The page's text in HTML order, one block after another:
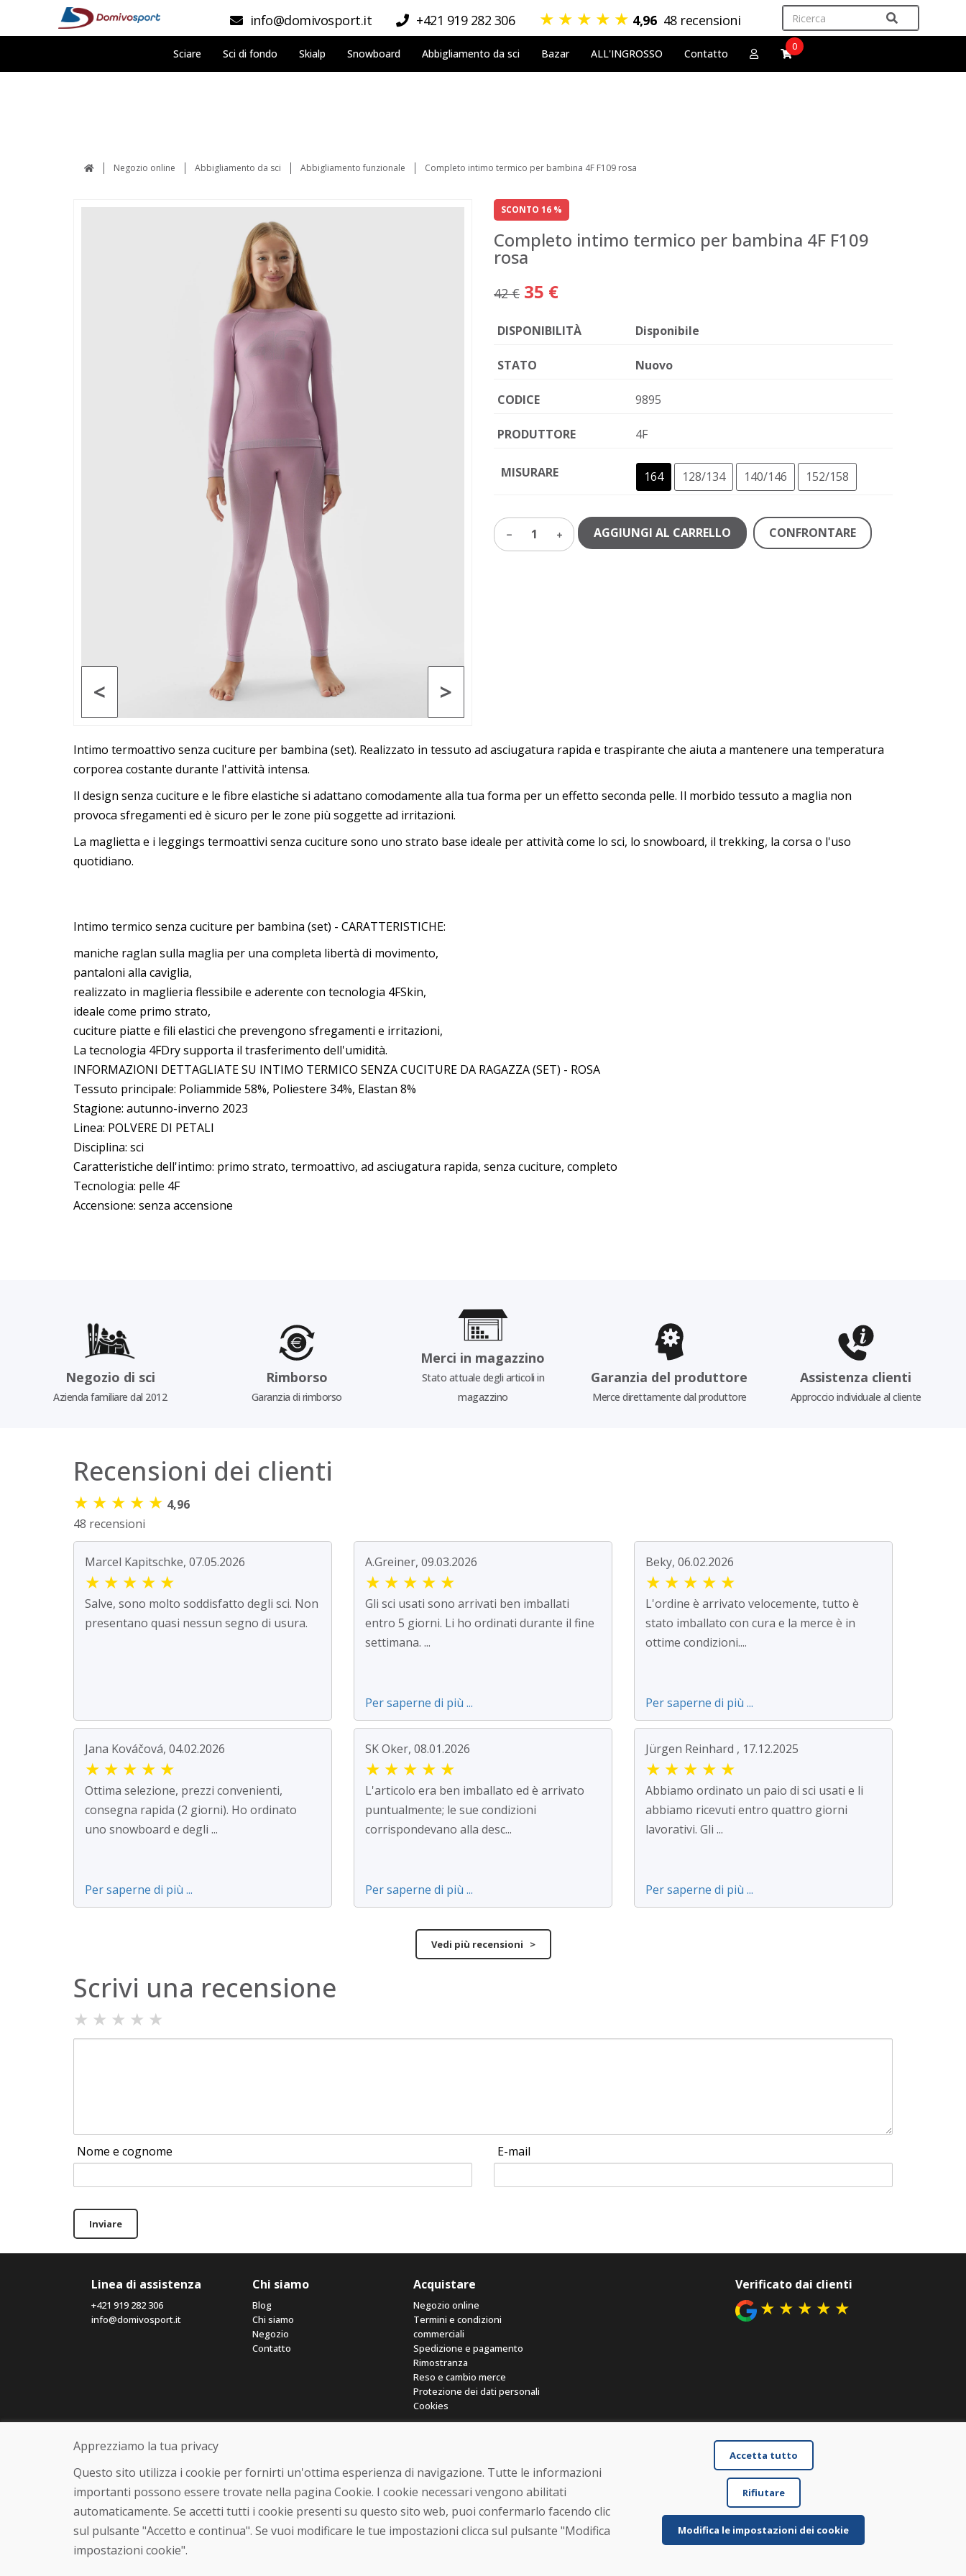
info@domivosport.it +421 919 282 306 ★ ★ ★ ★ ★ 4,96 48 recensioni
Sciare Sci di fondo Skialp Snowboard Abbigliamento da sci Bazar ALL'INGROSSO Contatto
0
Negozio online Abbigliamento da sci Abbigliamento funzionale Completo intimo termico per bambina 4F F109 rosa
>
<
SCONTO 16 %
Completo intimo termico per bambina 4F F109
rosa
42 € 35 €
DISPONIBILITÀ Disponibile
STATO Nuovo
CODICE 9895
PRODUTTORE 4F
MISURARE 164 128/134 140/146 152/158
1 AGGIUNGI AL CARRELLO CONFRONTARE
Intimo termoattivo senza cuciture per bambina (set). Realizzato in tessuto ad asciugatura rapida e traspirante che aiuta a mantenere una temperatura
corporea costante durante l'attività intensa.
Il design senza cuciture e le fibre elastiche si adattano comodamente alla tua forma per un effetto seconda pelle. Il morbido tessuto a maglia non
provoca sfregamenti ed è sicuro per le zone più soggette ad irritazioni.
La maglietta e i leggings termoattivi senza cuciture sono uno strato base ideale per attività come lo sci, lo snowboard, il trekking, la corsa o l'uso
quotidiano.
Intimo termico senza cuciture per bambina (set) - CARATTERISTICHE:
maniche raglan sulla maglia per una completa libertà di movimento,
pantaloni alla caviglia,
realizzato in maglieria flessibile e aderente con tecnologia 4FSkin,
ideale come primo strato,
cuciture piatte e fili elastici che prevengono sfregamenti e irritazioni,
La tecnologia 4FDry supporta il trasferimento dell'umidità.
INFORMAZIONI DETTAGLIATE SU INTIMO TERMICO SENZA CUCITURE DA RAGAZZA (SET) - ROSA
Tessuto principale: Poliammide 58%, Poliestere 34%, Elastan 8%
Stagione: autunno-inverno 2023
Linea: POLVERE DI PETALI
Disciplina: sci
Caratteristiche dell'intimo: primo strato, termoattivo, ad asciugatura rapida, senza cuciture, completo
Tecnologia: pelle 4F
Accensione: senza accensione
Negozio di sci
Azienda familiare dal 2012
Rimborso
Garanzia di rimborso
Merci in magazzino
Stato attuale degli articoli in
magazzino
Garanzia del produttore
Merce direttamente dal produttore
Assistenza clienti
Approccio individuale al cliente
Recensioni dei clienti
★ ★ ★ ★ ★ 4,96
48 recensioni
Marcel Kapitschke, 07.05.2026
★ ★ ★ ★ ★
Salve, sono molto soddisfatto degli sci. Non
presentano quasi nessun segno di usura.
A.Greiner, 09.03.2026
★ ★ ★ ★ ★
Gli sci usati sono arrivati ben imballati
entro 5 giorni. Li ho ordinati durante il fine
settimana. ...
Per saperne di più ...
Beky, 06.02.2026
★ ★ ★ ★ ★
L'ordine è arrivato velocemente, tutto è
stato imballato con cura e la merce è in
ottime condizioni....
Per saperne di più ...
Jana Kováčová, 04.02.2026
★ ★ ★ ★ ★
Ottima selezione, prezzi convenienti,
consegna rapida (2 giorni). Ho ordinato
uno snowboard e degli ...
Per saperne di più ...
SK Oker, 08.01.2026
★ ★ ★ ★ ★
L'articolo era ben imballato ed è arrivato
puntualmente; le sue condizioni
corrispondevano alla desc...
Per saperne di più ...
Jürgen Reinhard , 17.12.2025
★ ★ ★ ★ ★
Abbiamo ordinato un paio di sci usati e li
abbiamo ricevuti entro quattro giorni
lavorativi. Gli ...
Per saperne di più ...
Vedi più recensioni >
Scrivi una recensione
★ ★ ★ ★ ★
Nome e cognome E-mail
Inviare
Linea di assistenza
+421 919 282 306
info@domivosport.it
Chi siamo
Blog
Chi siamo
Negozio
Contatto
Acquistare
Negozio online
Termini e condizioni
commerciali
Spedizione e pagamento
Rimostranza
Reso e cambio merce
Protezione dei dati personali
Cookies
Verificato dai clienti
★ ★ ★ ★ ★
© DOMIVOSPORT 2026, tutti i diritti riservati
DUFEKSOFT creazione di e-shop
Apprezziamo la tua privacy
Questo sito utilizza i cookie per fornirti un'ottima esperienza di navigazione. Tutte le informazioni
importanti possono essere trovate nella pagina Cookie. I cookie necessari vengono abilitati
automaticamente. Se accetti tutti i cookie presenti su questo sito web, puoi confermarlo facendo clic
sul pulsante "Accetto e continua". Se vuoi modificare le tue impostazioni clicca sul pulsante "Modifica
impostazioni cookie".
Accetta tutto
Rifiutare
Modifica le impostazioni dei cookie